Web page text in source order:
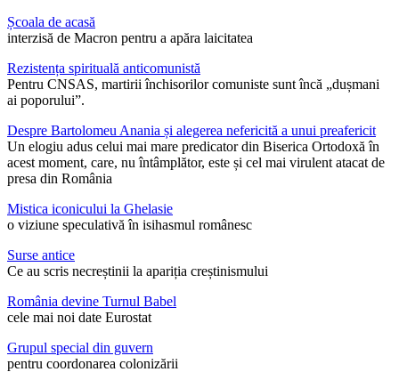
Școala de acasă
interzisă de Macron pentru a apăra laicitatea
Rezistența spirituală anticomunistă
Pentru CNSAS, martirii închisorilor comuniste sunt încă „dușmani
ai poporului”.
Despre Bartolomeu Anania și alegerea nefericită a unui preafericit
Un elogiu adus celui mai mare predicator din Biserica Ortodoxă în
acest moment, care, nu întâmplător, este și cel mai virulent atacat de
presa din România
Mistica iconicului la Ghelasie
o viziune speculativă în isihasmul românesc
Surse antice
Ce au scris necreștinii la apariția creștinismului
România devine Turnul Babel
cele mai noi date Eurostat
Grupul special din guvern
pentru coordonarea colonizării